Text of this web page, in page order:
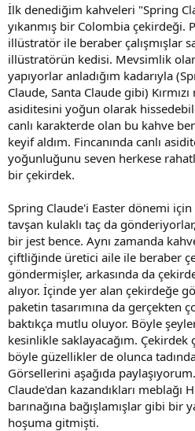
İlk denediğim kahveleri "Spring
yıkanmış bir Colombia çekirdeği.
illüstratör ile beraber çalışmışlar
illüstratörün kedisi. Mevsimlik
yapıyorlar anladığım kadarıyla
Claude, Santa Claude gibi) Kırmızı
asiditesini yoğun olarak
canlı karakterde olan bu kahve
keyif aldım. Fincanında canlı
yoğunluğunu seven herkese
bir çekirdek.
Spring Claude'i Easter dönemi için
tavşan kulaklı taç da
bir jest bence. Aynı zamanda
çiftliğinde üretici aile ile beraber
göndermişler, arkasında da
alıyor. İçinde yer alan çekirdeğe
paketin tasarımına da gerçekten
baktıkça mutlu oluyor. Böyle
kesinlikle saklayacağım.
böyle güzellikler de olunca
Görsellerini aşağıda
Claude'dan kazandıkları meblağı
barınağına bağışlamışlar gibi bir
hoşuma gitmişti.